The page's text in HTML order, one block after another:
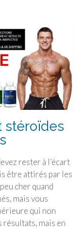
stéroïdes
rester à l’écart
être attirés par les
cher quand
mais vous
qui non
mais en